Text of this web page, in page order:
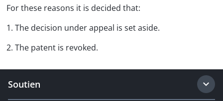
For these reasons it is decided that:
1. The decision under appeal is set aside.
2. The patent is revoked.
Soutien